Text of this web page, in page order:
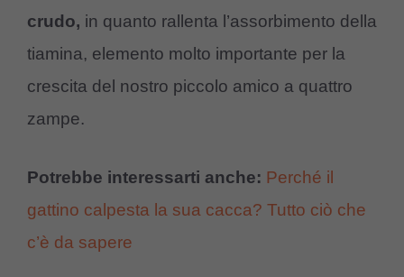
crudo, in quanto rallenta l’assorbimento della
tiamina, elemento molto importante per la
crescita del nostro piccolo amico a quattro
zampe.
Potrebbe interessarti anche: Perché il
gattino calpesta la sua cacca? Tutto ciò che
c’è da sapere